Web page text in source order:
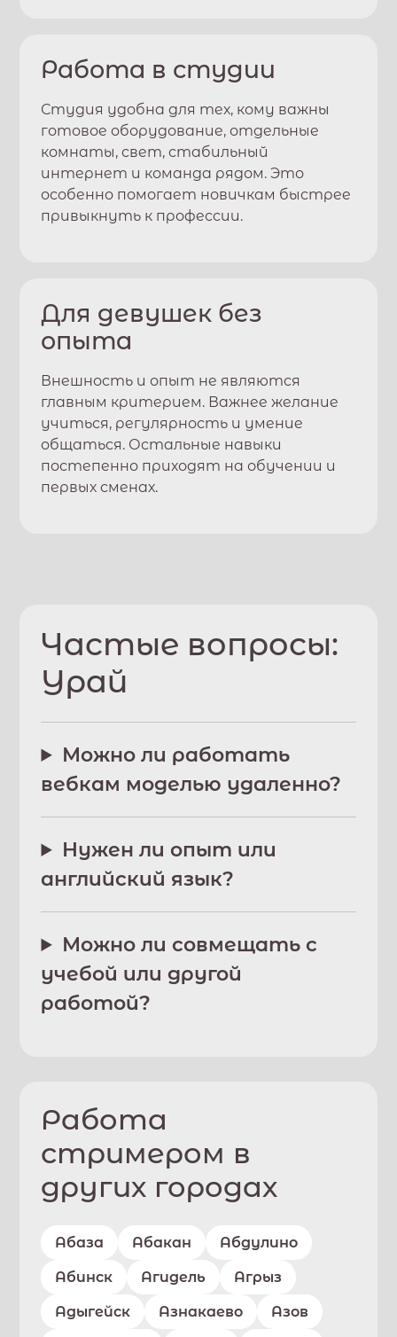
Работа в студии
Студия удобна для тех, кому важны
готовое оборудование, отдельные
комнаты, свет, стабильный
интернет и команда рядом. Это
особенно помогает новичкам быстрее
привыкнуть к профессии.
Для девушек без
опыта
Внешность и опыт не являются
главным критерием. Важнее желание
учиться, регулярность и умение
общаться. Остальные навыки
постепенно приходят на обучении и
первых сменах.
Частые вопросы:
Урай
Можно ли работать
вебкам моделью удаленно?
Нужен ли опыт или
английский язык?
Можно ли совмещать с
учебой или другой
работой?
Работа
стримером в
других городах
Абаза Абакан Абдулино
Абинск Агидель Агрыз
Адыгейск Азнакаево Азов